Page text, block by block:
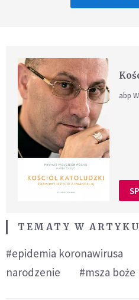
abp
TEMATY W
#epidemia koronawirusa
narodzenie
#msza